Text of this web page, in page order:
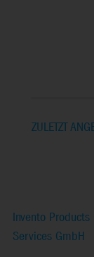
ZULETZT
Invento Products
Services GmbH